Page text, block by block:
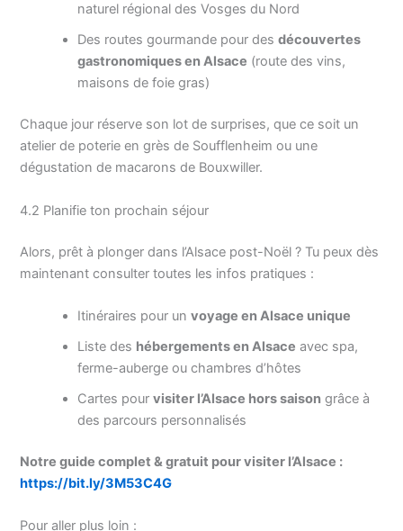
naturel régional des Vosges du Nord
Des routes gourmande pour desdécouvertes
gastronomiques en Alsace (route des vins,
maisons de foie gras)
Chaque jour réserve son lot de surprises, que ce soit un
atelier de poterie en grès de Soufflenheim ou une
dégustation de macarons de Bouxwiller.
4.2 Planifie ton prochain séjour
Alors, prêt à plonger dans l’Alsace post-Noël ? Tu peux dès
maintenant consulter toutes les infos pratiques :
Itinéraires pour unvoyage en Alsace unique
Liste des hébergements en Alsace avec spa,
ferme-auberge ou chambres d’hôtes
Cartes pourvisiter l’Alsace hors saison grâce à
des parcours personnalisés
Notre guide complet & gratuit pour visiter l’Alsace :
https://bit.ly/3M53C4G
Pour aller plus loin :